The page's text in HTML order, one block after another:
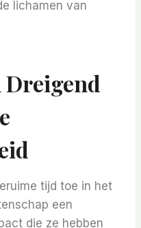
lichamen van
Dreigend
tijd toe in het
een
die ze hebben